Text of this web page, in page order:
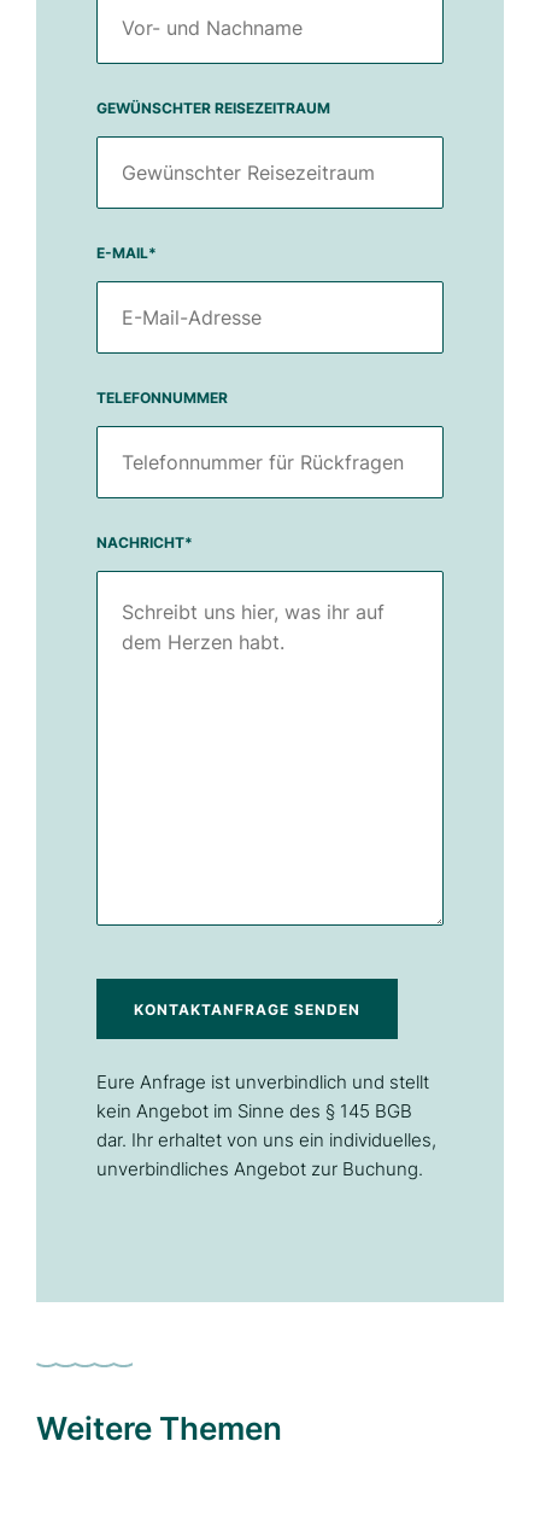
GEWÜNSCHTER REISEZEITRAUM
E-MAIL*
TELEFONNUMMER
NACHRICHT*
KONTAKTANFRAGE SENDEN
Eure Anfrage ist unverbindlich und stellt
kein Angebot im Sinne des § 145 BGB
dar. Ihr erhaltet von uns ein individuelles,
unverbindliches Angebot zur Buchung.
Weitere Themen